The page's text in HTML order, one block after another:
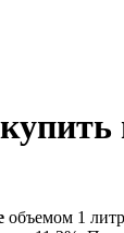
объемом 1